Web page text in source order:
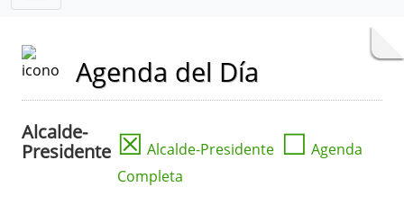
Agenda del Día
Alcalde-
Presidente ☒ Alcalde-Presidente ☐ Agenda
Completa